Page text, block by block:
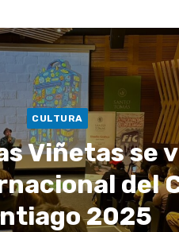
CULTURA
Viñetas se
del
2025